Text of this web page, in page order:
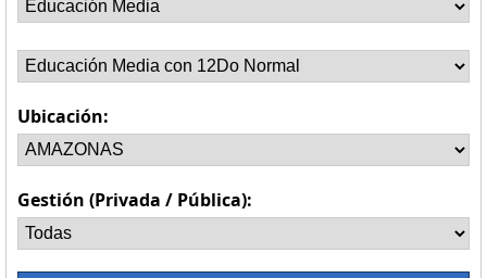
Ubicación:
Gestión (Privada / Pública):